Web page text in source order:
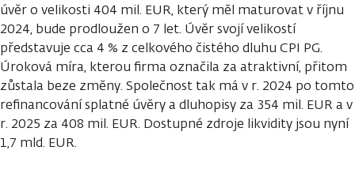
úvěr o velikosti 404 mil. EUR, který měl maturovat v říjnu
2024, bude prodloužen o 7 let. Úvěr svojí velikostí
představuje cca 4 % z celkového čistého dluhu CPI PG.
Úroková míra, kterou firma označila za atraktivní, přitom
zůstala beze změny. Společnost tak má v r. 2024 po tomto
refinancování splatné úvěry a dluhopisy za 354 mil. EUR a v
r. 2025 za 408 mil. EUR. Dostupné zdroje likvidity jsou nyní
1,7 mld. EUR.